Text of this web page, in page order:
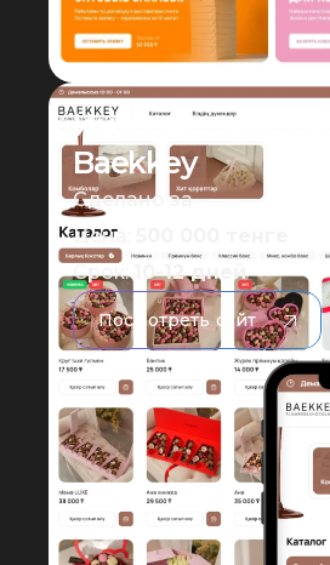
Интернет магазин
Baekkey
Сделано за
Цена:
Срок:
10-12 дней
Посмотреть сайт